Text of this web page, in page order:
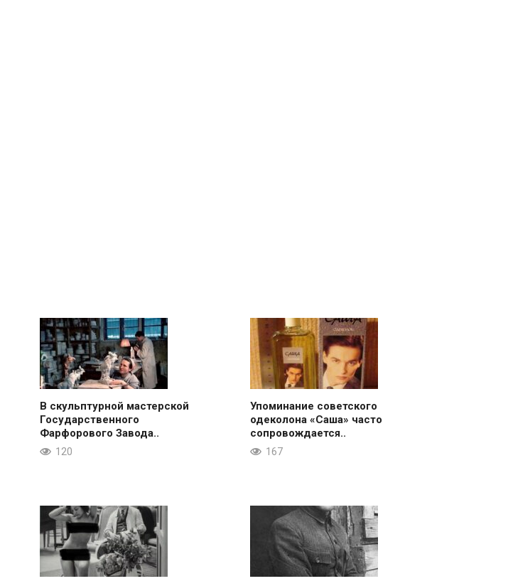
В скульптурной мастерской
Государственного
Фарфорового Завода..
120
Упоминание советского
одеколона «Саша» часто
сопровождается..
167